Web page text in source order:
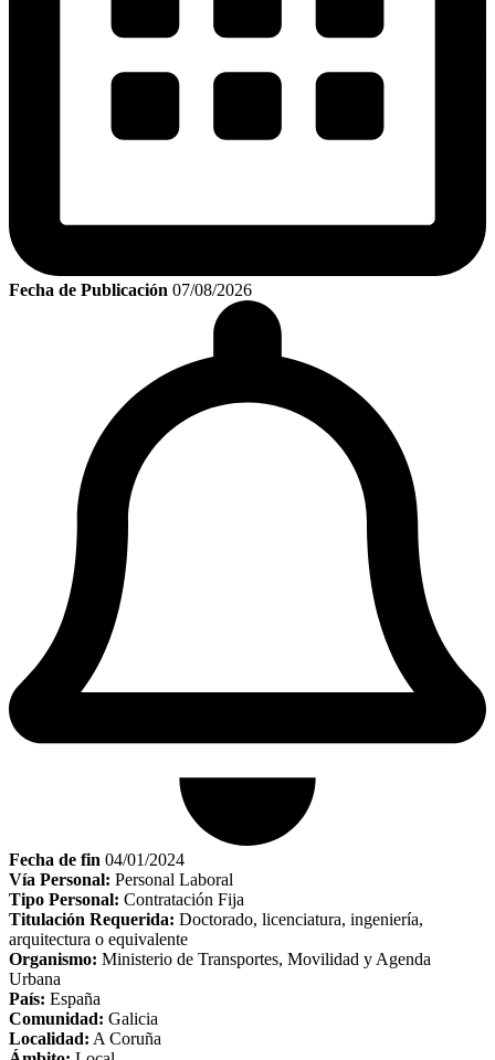
Fecha de Publicación 07/08/2026
Fecha de fin 04/01/2024
Vía Personal: Personal Laboral
Tipo Personal: Contratación Fija
Titulación Requerida: Doctorado, licenciatura, ingeniería,
arquitectura o equivalente
Organismo: Ministerio de Transportes, Movilidad y Agenda
Urbana
País: España
Comunidad: Galicia
Localidad: A Coruña